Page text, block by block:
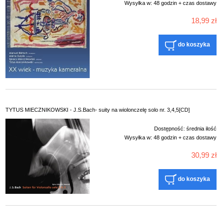
Wysyłka w: 48 godzin + czas dostawy
18,99 zł
do koszyka
TYTUS MIECZNIKOWSKI - J.S.Bach- suity na wiolonczelę solo nr. 3,4,5[CD]
Dostępność: średnia ilość
Wysyłka w: 48 godzin + czas dostawy
30,99 zł
do koszyka